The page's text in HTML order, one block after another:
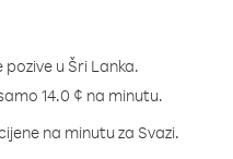
u Šri Lanka.
14.0 ¢ na minutu.
na minutu za Svazi.